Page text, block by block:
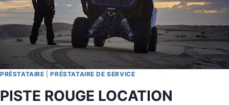
PRÉSTATAIRE |PRÉSTATAIRE DE SERVICE
PISTE ROUGE LOCATION